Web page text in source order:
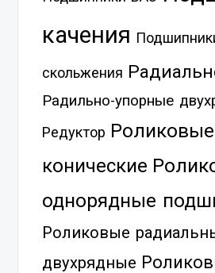
качения
скольжения
Радильно-упорные
Редуктор Роликовые
конические
однорядные
Роликовые
двухрядные